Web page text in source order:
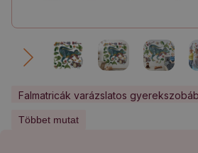
Falmatricák varázslatos
Gyerekszoba falmatricák fiúknak
Többet mutat